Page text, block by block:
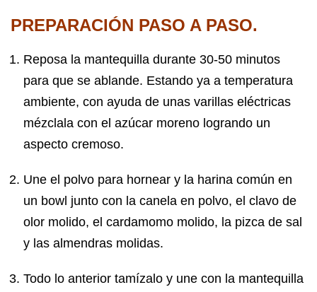
PREPARACIÓN PASO A PASO.
Reposa la mantequilla durante 30-50 minutos
para que se ablande. Estando ya a temperatura
ambiente, con ayuda de unas varillas eléctricas
mézclala con el azúcar moreno logrando un
aspecto cremoso.
Une el polvo para hornear y la harina común en
un bowl junto con la canela en polvo, el clavo de
olor molido, el cardamomo molido, la pizca de sal
y las almendras molidas.
Todo lo anterior tamízalo y une con la mantequilla